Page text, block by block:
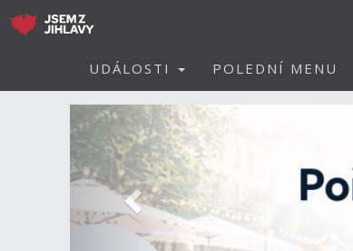
UDÁLOSTI POLEDNÍ MENU
Předchozí